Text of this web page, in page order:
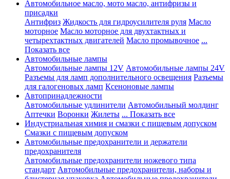
Автомобильное масло, мото масло, антифризы и
присадки
Антифриз Жидкость для гидроусилителя руля Масло
моторное Масло моторное для двухтактных и
четырехтактных двигателей Масло промывочное ...
Показать все
Автомобильные лампы
Автомобильные лампы 12V Автомобильные лампы 24V
Разъемы для ламп дополнительного освещения Разъемы
для галогеновых ламп Ксеноновые лампы
Автопринадлежности
Автомобильные удлинители Автомобильный молдинг
Аптечки Воронки Жилеты ... Показать все
Индустриальная химия и смазки с пищевым допуском
Смазки с пищевым допуском
Автомобильные предохранители и держатели
предохранителя
Автомобильные предохранители ножевого типа
стандарт Автомобильные предохранители, наборы и